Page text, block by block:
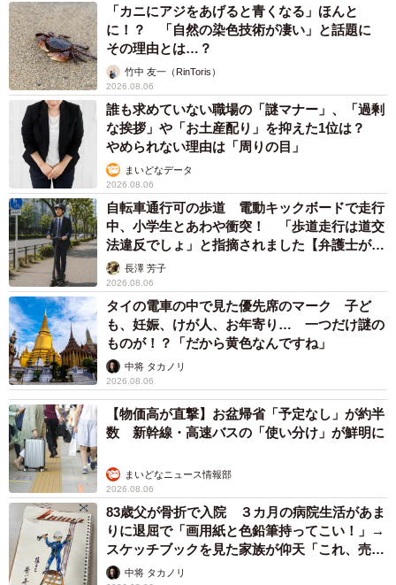
「カニにアジをあげると青くなる」ほんと
に！？ 「自然の染色技術が凄い」と話題に
その理由とは…？
竹中 友一（RinToris）
2026.08.06
誰も求めていない職場の「謎マナー」、「過剰
な挨拶」や「お土産配り」を抑えた1位は？
やめられない理由は「周りの目」
まいどなデータ
2026.08.06
自転車通行可の歩道 電動キックボードで走行
中、小学生とあわや衝突！ 「歩道走行は道交
法違反でしょ」と指摘されました【弁護士が解
説】長澤 芳子
2026.08.06
タイの電車の中で見た優先席のマーク 子ど
も、妊娠、けが人、お年寄り… 一つだけ謎の
ものが！？「だから黄色なんですね」
中将 タカノリ
2026.08.06
【物価高が直撃】お盆帰省「予定なし」が約半
数 新幹線・高速バスの「使い分け」が鮮明に
まいどなニュース情報部
2026.08.06
83歳父が骨折で入院 ３カ月の病院生活があま
りに退屈で「画用紙と色鉛筆持ってこい！」→
スケッチブックを見た家族が仰天「これ、売れ
ますよ…」
中将 タカノリ